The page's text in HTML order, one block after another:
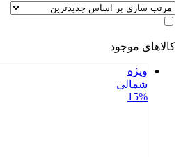
کالاهای موجود
ویژه
شمالی
15%